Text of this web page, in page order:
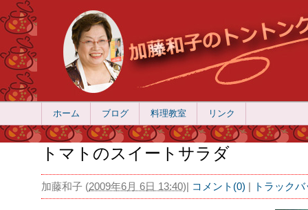
ホーム ブログ 料理教室 リンク
トマトのスイートサラダ
加藤和子 (2009年6月 6日 13:40)| コメント(0) | トラック